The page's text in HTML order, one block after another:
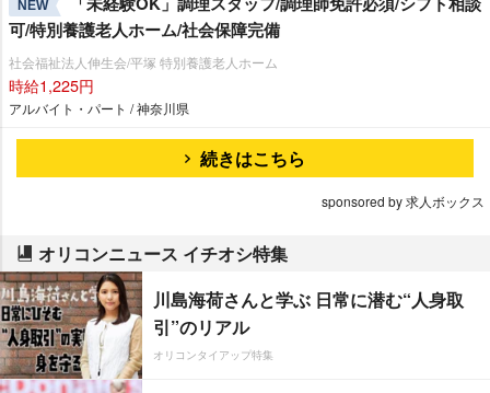
NEW
可/特別養護老人ホーム/社会保障完備
社会福祉法人伸生会/平塚 特別養護老人ホーム
時給1,225円
アルバイト・パート / 神奈川県
続きはこちら
sponsored by 求人ボックス
オリコンニュース イチオシ特集
川島海荷さんと学ぶ 日常に潜む“人身取
引”のリアル
オリコンタイアップ特集